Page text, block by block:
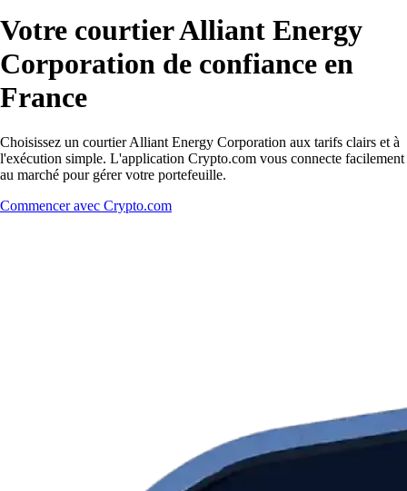
Votre courtier Alliant Energy
Corporation de confiance en
France
Choisissez un courtier Alliant Energy Corporation aux tarifs clairs et à
l'exécution simple. L'application Crypto.com vous connecte facilement
au marché pour gérer votre portefeuille.
Commencer avec Crypto.com